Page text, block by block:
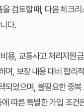
검토할 때, 다음 체크
다.
용, 교통사고 처리지원
며, 보장 내용 대비 합리
되었으며, 불필요한 중
따른 특별한 가입 조